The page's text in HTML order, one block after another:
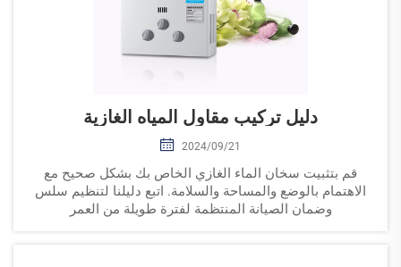
دليل تركيب مقاول المياه الغازية
2024/09/21
قم بتثبيت سخان الماء الغازي الخاص بك بشكل صحيح مع
الاهتمام بالوضع والمساحة والسلامة. اتبع دليلنا لتنظيم سلس
وضمان الصيانة المنتظمة لفترة طويلة من العمر